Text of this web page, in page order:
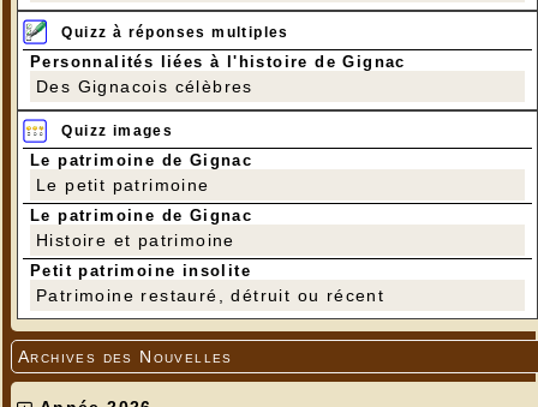
Quizz à réponses multiples
Personnalités liées à l'histoire de Gignac
Des Gignacois célèbres
Quizz images
Le patrimoine de Gignac
Le petit patrimoine
Le patrimoine de Gignac
Histoire et patrimoine
Petit patrimoine insolite
Patrimoine restauré, détruit ou récent
Archives des Nouvelles